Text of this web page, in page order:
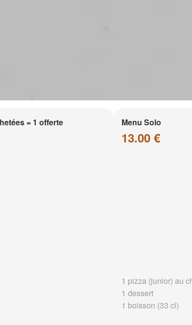
= 1 offerte Menu Solo
13.00 €
1 pizza (junior) au
1 dessert
1 boisson (33 cl)